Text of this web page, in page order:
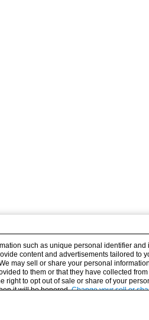
such as unique personal identifier
content and advertisements tailored
may sell or share your personal
to them or that they have collected
right to opt out of sale or share of your
it will be honored.Change your sell or